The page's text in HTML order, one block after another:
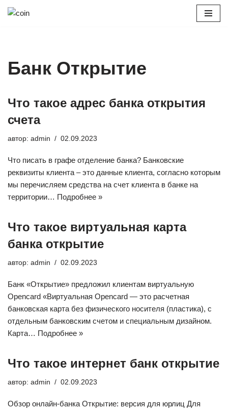
Банк Открытие
Что такое адрес банка открытия
счета
автор: admin 02.09.2023
Что писать в графе отделение банка? Банковские
реквизиты клиента – это данные клиента, согласно которым
мы перечисляем средства на счет клиента в банке на
территории… Подробнее »
Что такое виртуальная карта
банка открытие
автор: admin 02.09.2023
​Банк «Открытие» предложил клиентам виртуальную
Opencard «Виртуальная Opencard — это расчетная
банковская карта без физического носителя (пластика), с
отдельным банковским счетом и специальным дизайном.
Карта… Подробнее »
Что такое интернет банк открытие
автор: admin 02.09.2023
Обзор онлайн-банка Открытие: версия для юрлиц Для